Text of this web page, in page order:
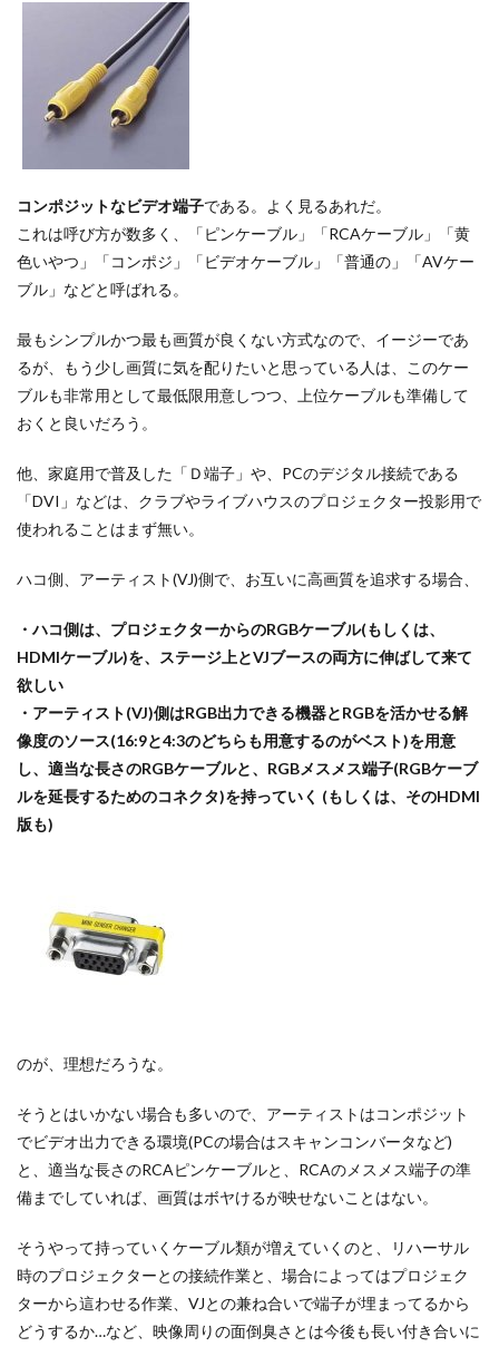
コンポジットなビデオ端子である。よく見るあれだ。
これは呼び方が数多く、「ピンケーブル」「RCAケーブル」「黄
色いやつ」「コンポジ」「ビデオケーブル」「普通の」「AVケー
ブル」などと呼ばれる。
最もシンプルかつ最も画質が良くない方式なので、イージーであ
るが、もう少し画質に気を配りたいと思っている人は、このケー
ブルも非常用として最低限用意しつつ、上位ケーブルも準備して
おくと良いだろう。
他、家庭用で普及した「Ｄ端子」や、PCのデジタル接続である
「DVI」などは、クラブやライブハウスのプロジェクター投影用で
使われることはまず無い。
ハコ側、アーティスト(VJ)側で、お互いに高画質を追求する場合、
・ハコ側は、プロジェクターからのRGBケーブル(もしくは、
HDMIケーブル)を、ステージ上とVJブースの両方に伸ばして来て
欲しい
・アーティスト(VJ)側はRGB出力できる機器とRGBを活かせる解
像度のソース(16:9と4:3のどちらも用意するのがベスト)を用意
し、適当な長さのRGBケーブルと、RGBメスメス端子(RGBケーブ
ルを延長するためのコネクタ)を持っていく (もしくは、そのHDMI
版も)
のが、理想だろうな。
そうとはいかない場合も多いので、アーティストはコンポジット
でビデオ出力できる環境(PCの場合はスキャンコンバータなど)
と、適当な長さのRCAピンケーブルと、RCAのメスメス端子の準
備までしていれば、画質はボヤけるが映せないことはない。
そうやって持っていくケーブル類が増えていくのと、リハーサル
時のプロジェクターとの接続作業と、場合によってはプロジェク
ターから這わせる作業、VJとの兼ね合いで端子が埋まってるから
どうするか…など、映像周りの面倒臭さとは今後も長い付き合いに